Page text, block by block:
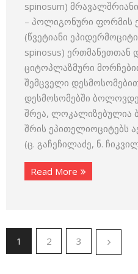
spinosum)
– პოლიგონური ფორმის
(წვეტიანი
spinosus) ერთმანეთთან
ციტოპლაზმური
შემცველი
დესმოსომებში
შრეა, ლოკალიზებულია
შრის ეპითელიოციტებს
(ც. გაჩეჩილაძე, ნ.
Read More
1 2 3